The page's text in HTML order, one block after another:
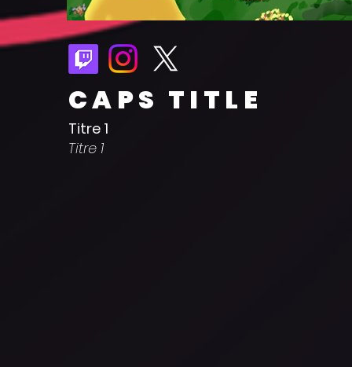
CAPS TITLE
Titre 1
Titre 1